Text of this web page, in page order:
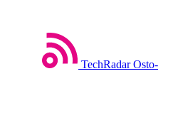
TechRadar Osto-